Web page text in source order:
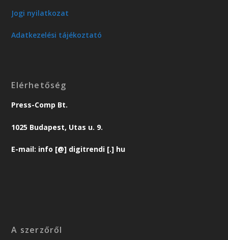
Jogi nyilatkozat
Adatkezelési tájékoztató
Elérhetőség
Press-Comp Bt.
1025 Budapest, Utas u. 9.
E-mail: info [@] digitrendi [.] hu
A szerzőről